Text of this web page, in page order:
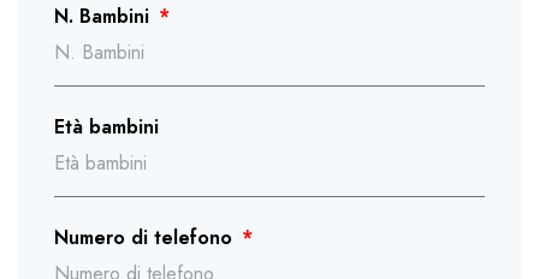
N. Bambini
Età bambini
Numero di telefono